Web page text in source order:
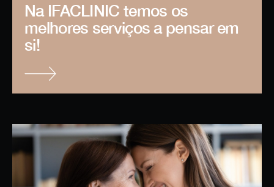
Na IFACLINIC temos os
melhores serviços a pensar em
si!